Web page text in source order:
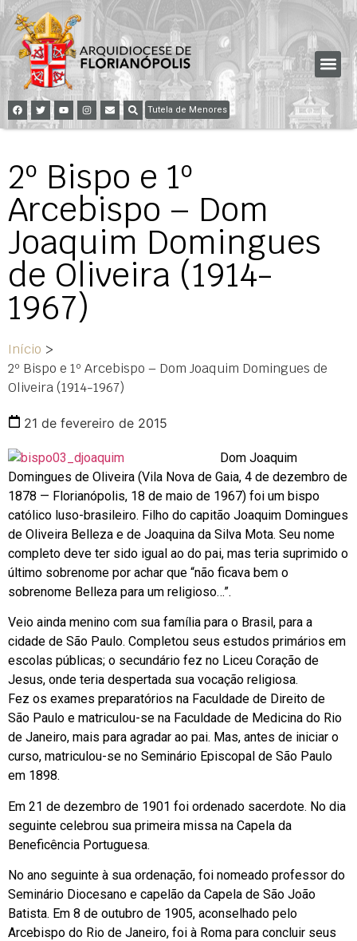
Tutela de Menores
2º Bispo e 1º
Arcebispo – Dom
Joaquim Domingues
de Oliveira (1914-
1967)
Início >
2º Bispo e 1º Arcebispo – Dom Joaquim Domingues de
Oliveira (1914-1967)
21 de fevereiro de 2015
Dom Joaquim
Domingues de Oliveira (Vila Nova de Gaia, 4 de dezembro de
1878 — Florianópolis, 18 de maio de 1967) foi um bispo
católico luso-brasileiro. Filho do capitão Joaquim Domingues
de Oliveira Belleza e de Joaquina da Silva Mota. Seu nome
completo deve ter sido igual ao do pai, mas teria suprimido o
último sobrenome por achar que “não ficava bem o
sobrenome Belleza para um religioso…”.
Veio ainda menino com sua família para o Brasil, para a
cidade de São Paulo. Completou seus estudos primários em
escolas públicas; o secundário fez no Liceu Coração de
Jesus, onde teria despertada sua vocação religiosa.
Fez os exames preparatórios na Faculdade de Direito de
São Paulo e matriculou-se na Faculdade de Medicina do Rio
de Janeiro, mais para agradar ao pai. Mas, antes de iniciar o
curso, matriculou-se no Seminário Episcopal de São Paulo
em 1898.
Em 21 de dezembro de 1901 foi ordenado sacerdote. No dia
seguinte celebrou sua primeira missa na Capela da
Beneficência Portuguesa.
No ano seguinte à sua ordenação, foi nomeado professor do
Seminário Diocesano e capelão da Capela de São João
Batista. Em 8 de outubro de 1905, aconselhado pelo
Arcebispo do Rio de Janeiro, foi à Roma para concluir seus